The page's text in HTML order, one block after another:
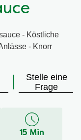
- Köstliche
- Knorr
Stelle eine
Frage
15 Min